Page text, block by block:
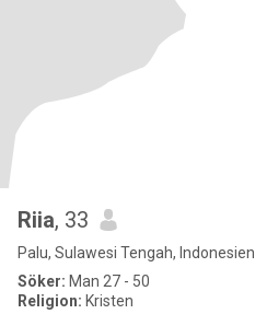
Riia, 33
Palu, Sulawesi Tengah, Indonesien
Söker: Man 27 - 50
Religion: Kristen